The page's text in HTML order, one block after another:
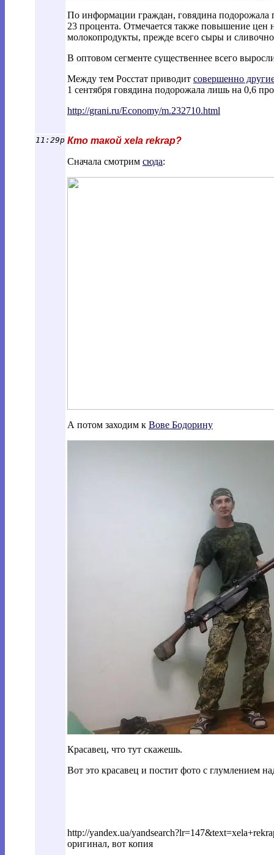
По информации граждан, говядина подорожала
23 процента. Отмечается также повышение
молокопродукты, прежде всего сыры и
В оптовом сегменте существеннее всего
Между тем Росстат приводит совершенно
1 сентября говядина подорожала лишь на 0,6
http://grani.ru/Economy/m.232710.html
11:29p Кто такой xela rekrap?
Сначала смотрим сюда:
А потом заходим к Вове Бодорину
Красавец, что тут скажешь.
Вот это красавец и постит фото с глумлением
http://yandex.ua/
оригинал, вот копия